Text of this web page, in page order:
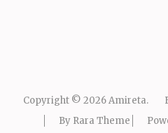
Copyright © 2026Amireta.
By Rara Theme